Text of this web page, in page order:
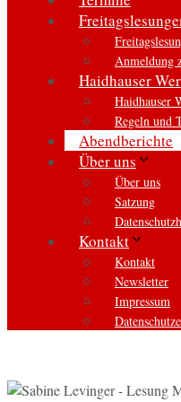
Anmeldung
Haidhauser
Haidhauser
Regeln und
Abendberichte
Über uns
Über uns
Satzung
Kontakt
Kontakt
Newsletter
Impressum